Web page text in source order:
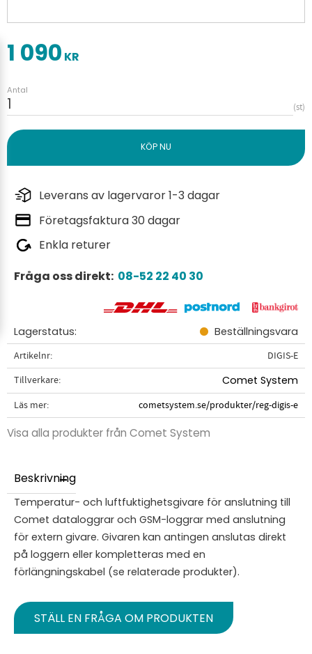
1 090 KR
Antal
st
Leverans av lagervaror 1-3 dagar
Företagsfaktura 30 dagar
Enkla returer
Fråga oss direkt: 08-52 22 40 30
Lagerstatus Beställningsvara
Artikelnr
DIGIS-E
Tillverkare
Comet System
Läs mer cometsystem.se/produkter/reg-digis-e
Visa alla produkter från Comet System
Beskrivning
Temperatur- och luftfuktighetsgivare för anslutning till
Comet dataloggrar och GSM-loggrar med anslutning
för extern givare. Givaren kan antingen anslutas direkt
på loggern eller kompletteras med en
förlängningskabel (se relaterade produkter).
STÄLL EN FRÅGA OM PRODUKTEN